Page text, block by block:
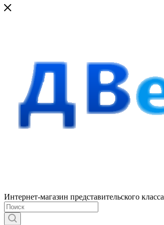
Интернет-магазин представительского класса